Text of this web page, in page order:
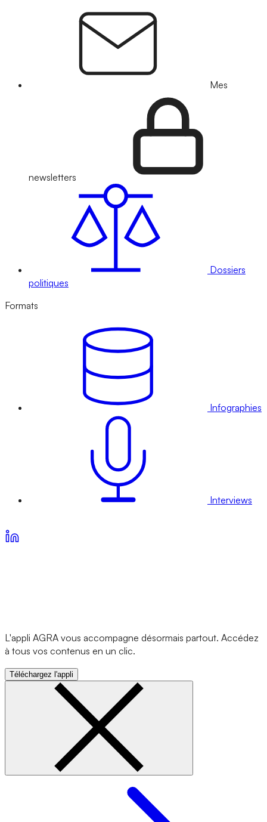
Mes
newsletters
Dossiers
politiques
Formats
Infographies
Interviews
L'appli AGRA vous accompagne désormais partout. Accédez
à tous vos contenus en un clic.
Téléchargez l'appli